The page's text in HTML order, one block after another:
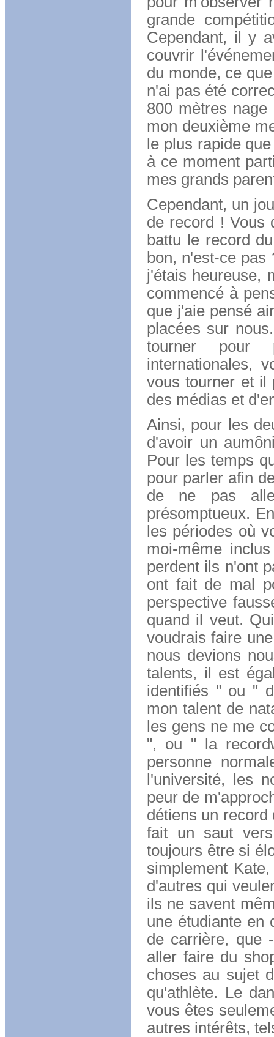
grande
Cependant, il y
couvrir
du monde, ce
n'ai pas été
800 mètres
mon deuxième
le plus rapide
à ce moment
mes grands
Cependant, un
de record ! Vous
battu le record
bon, n'est-ce
j'étais heureuse,
commencé à
que j'aie pensé
placées sur
tourner pour
internationales,
vous tourner et il
des médias et
Ainsi, pour les
d'avoir un
Pour les temps
pour parler afin
de ne pas
présomptueux.
les périodes où
moi-même
perdent ils n'ont
ont fait de mal
perspective
quand il veut.
voudrais faire
nous devions
talents, il est
identifiés " ou "
mon talent de
les gens ne me
", ou " la
personne
l'université, les
peur de
détiens un
fait un saut
toujours être si
simplement
d'autres qui
ils ne savent
une étudiante en
de carrière, que
aller faire du
choses au sujet
qu'athlète. Le
vous êtes
autres intérêts,